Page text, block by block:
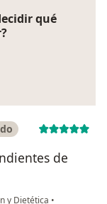
qué
de
y Dietética •